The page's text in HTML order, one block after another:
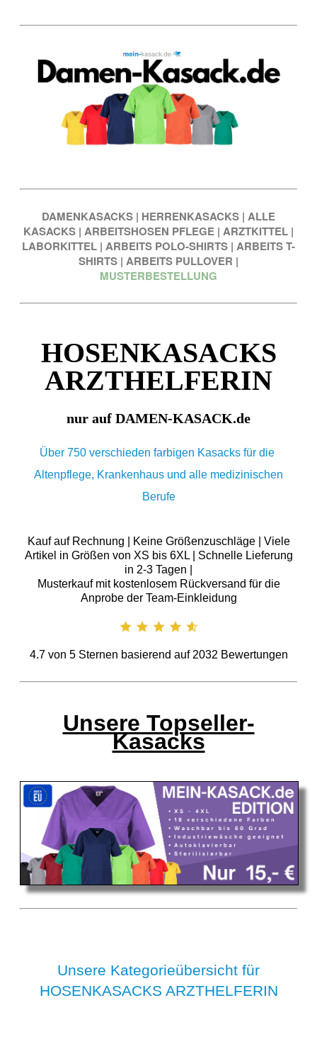
DAMENKASACKS | HERRENKASACKS | ALLE
KASACKS | ARBEITSHOSEN PFLEGE | ARZTKITTEL |
LABORKITTEL | ARBEITS POLO-SHIRTS | ARBEITS T-
SHIRTS | ARBEITS PULLOVER |
MUSTERBESTELLUNG
HOSENKASACKS
ARZTHELFERIN
nur auf DAMEN-KASACK.de
Über 750 verschieden farbigen Kasacks für die
Altenpflege, Krankenhaus und alle medizinischen
Berufe
Kauf auf Rechnung | Keine Größenzuschläge | Viele
Artikel in Größen von XS bis 6XL | Schnelle Lieferung
in 2-3 Tagen |
Musterkauf mit kostenlosem Rückversand für die
Anprobe der Team-Einkleidung
4.7von 5Sternen basierend auf 2032 Bewertungen
Unsere Topseller-
Kasacks
Unsere Kategorieübersicht für
HOSENKASACKS ARZTHELFERIN